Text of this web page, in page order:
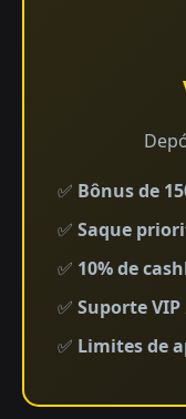
✅ Bônus de
✅ Saque
✅ 10% de
✅ Suporte VIP
✅ Limites de